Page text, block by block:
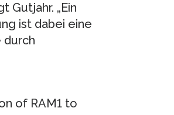
Gutjahr. „Ein
ist dabei eine
durch
of RAM1 to